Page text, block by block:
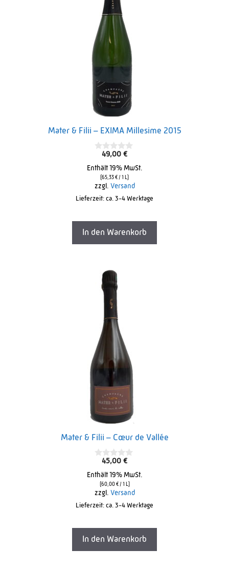
Mater & Filii – EXIMA Millesime 2015
o
u
o
5
49,00 €
Enthält 19% MwSt.
65,33 € / 1 L)
zzgl. Versand
Lieferzeit: ca. 3-4 Werktage
In den Warenkorb
Mater & Filii – Cœur de Vallée
o
u
o
5
45,00 €
Enthält 19% MwSt.
60,00 € / 1 L)
zzgl. Versand
Lieferzeit: ca. 3-4 Werktage
In den Warenkorb